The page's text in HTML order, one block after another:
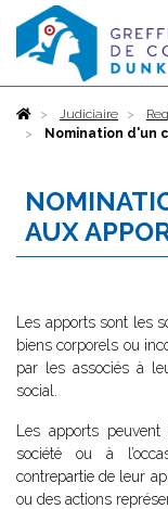
AccueilJudiciaire
Nomination d'un
AUX
Les apports sont les
biens corporels ou
par les associés à
social.
Les apports
société ou à
contrepartie de leur
ou des actions